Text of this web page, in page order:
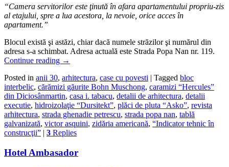
“Camera servitorilor este ţinută în afara apartamentului propriu-zis
al etajului, spre a lua acestora, la nevoie, orice acces în
apartament.”
Blocul există şi astăzi, chiar dacă numele străzilor şi numărul din
adresa s-a schimbat. Adresa actuală este Strada Popa Nan nr. 119.
Continue reading →
Posted in anii 30, arhitectura, case cu povesti | Tagged bloc
interbelic, cărămizi găurite Bohn Muschong, caramizi “Hercules”
din Diciosânmartin, casa i. tabacu, detalii de arhitectura, detalii
executie, hidroizolaţie “Dursitekt”, plăci de pluta “Asko”, revista
arhitectura, strada ghenadie petrescu, strada popa nan, tablă
galvanizată, victor asquini, zidăria americană, “Indicator tehnic în
construcţii” | 3 Replies
Hotel Ambasador